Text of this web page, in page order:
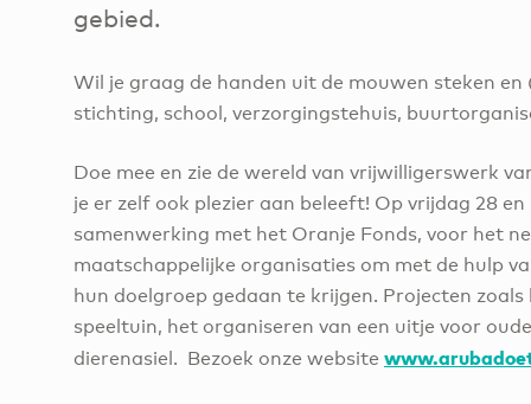
gebied.
Wil je graag de handen uit de mouwen steken
stichting, school, verzorgingstehuis,
Doe mee en zie de wereld van vrijwilligerswerk
je er zelf ook plezier aan beleeft! Op vrijdag 28
samenwerking met het Oranje Fonds, voor het
maatschappelijke organisaties om met de hulp
hun doelgroep gedaan te krijgen. Projecten
speeltuin, het organiseren van een uitje voor
dierenasiel. Bezoek onze website